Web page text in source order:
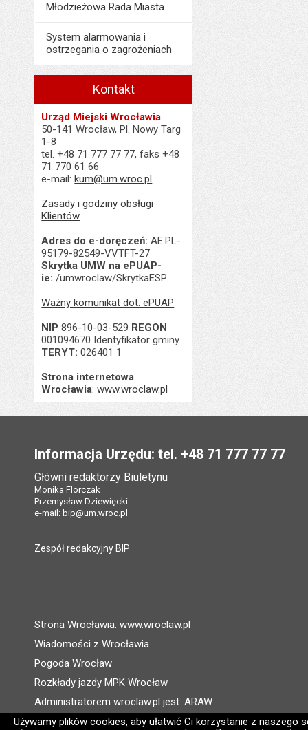
Używamy plików cookies, aby ułatwić Ci korzystanie z
Młodzieżowa Rada Miasta
System alarmowania i
ostrzegania o zagrożeniach
Kontakt
Urząd Miejski Wrocławia
50-141 Wrocław, Pl. Nowy Targ
1-8
tel. +48 71 777 77 77, faks +48
71 770 61 66
e-mail:kum@um.wroc.pl
Zasady i godziny obsługi
Klientów
Adres do e-doręczeń: AE:PL-
95179-82549-VVTFT-27
Skrytka UMW na ePUAP-
ie: /umwroclaw/SkrytkaESP
Ważny komunikat dot. ePUAP
NIP 896-10-03-529 REGON
001094670 Identyfikator gminy
TERYT: 026401 1
Strona internetowa
Wrocławia:www.wroclaw.pl
Informacja Urzędu: tel. +48 71 777 77 77
Główni redaktorzy Biuletynu
Monika Florczak
Przemysław Dziewięcki
e-mail: bip@um.wroc.pl
Zespół redakcyjny BIP
Strona Wrocławia: www.wroclaw.pl
Wiadomości z Wrocławia
Pogoda Wrocław
Rozkłady jazdy MPK Wrocław
Administratorem wroclaw.pl jest: ARAW